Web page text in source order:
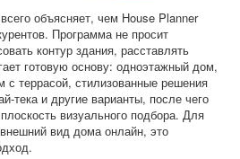
объясняет, чем House Planner
Программа не просит
контур здания, расставлять
готовую основу: одноэтажный дом,
террасой, стилизованные решения
тека и другие варианты, после чего
визуального подбора. Для
вид дома онлайн, это